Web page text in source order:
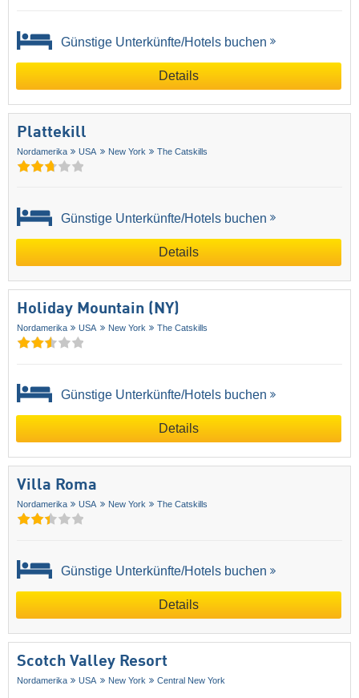
Günstige Unterkünfte/Hotels buchen
Details
Plattekill
Nordamerika USA New York The Catskills
Günstige Unterkünfte/Hotels buchen
Details
Holiday Mountain (NY)
Nordamerika USA New York The Catskills
Günstige Unterkünfte/Hotels buchen
Details
Villa Roma
Nordamerika USA New York The Catskills
Günstige Unterkünfte/Hotels buchen
Details
Scotch Valley Resort
Nordamerika USA New York Central New York